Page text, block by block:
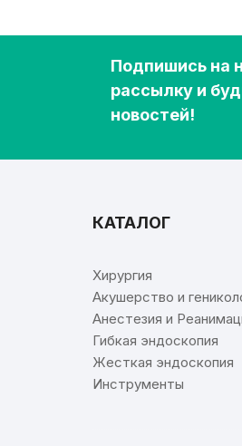
Подпишись на
рассылку и
новостей!
КАТАЛОГ
Хирургия
Акушерство и
Анестезия и
Гибкая эндоскопия
Жесткая эндоскопия
Инструменты